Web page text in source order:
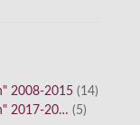
2008-2015 (14)
2017-20… (5)